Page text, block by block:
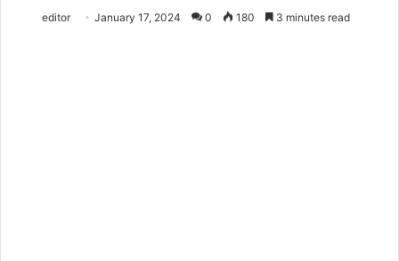
editor January 17, 2024 0 180 3 minutes read